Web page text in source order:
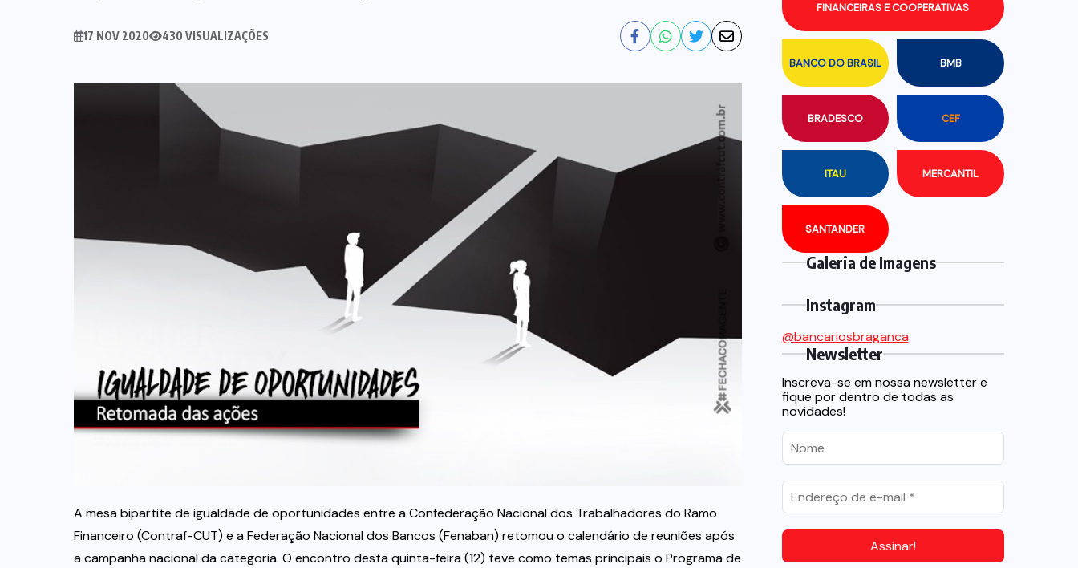
17 NOV 2020 430 VISUALIZAÇÕES
A mesa bipartite de igualdade de oportunidades entre a Confederação Nacional dos Trabalhadores do Ramo
Financeiro (Contraf-CUT) e a Federação Nacional dos Bancos (Fenaban) retomou o calendário de reuniões após
a campanha nacional da categoria. O encontro desta quinta-feira (12) teve como temas principais o Programa de
BANCO DO BRASIL BMB
BRADESCO CEF
FINANCEIRAS E COOPERATIVAS
ITAU MERCANTIL
SANTANDER
Galeria de Imagens
Instagram
@bancariosbraganca
Newsletter
Inscreva-se em nossa newsletter e
fique por dentro de todas as
novidades!